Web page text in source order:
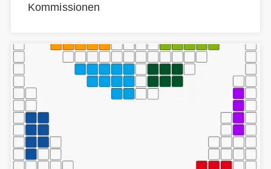
Kommissionen